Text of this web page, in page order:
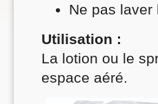
Ne pas laver
Utilisation :
La lotion ou le
espace aéré.